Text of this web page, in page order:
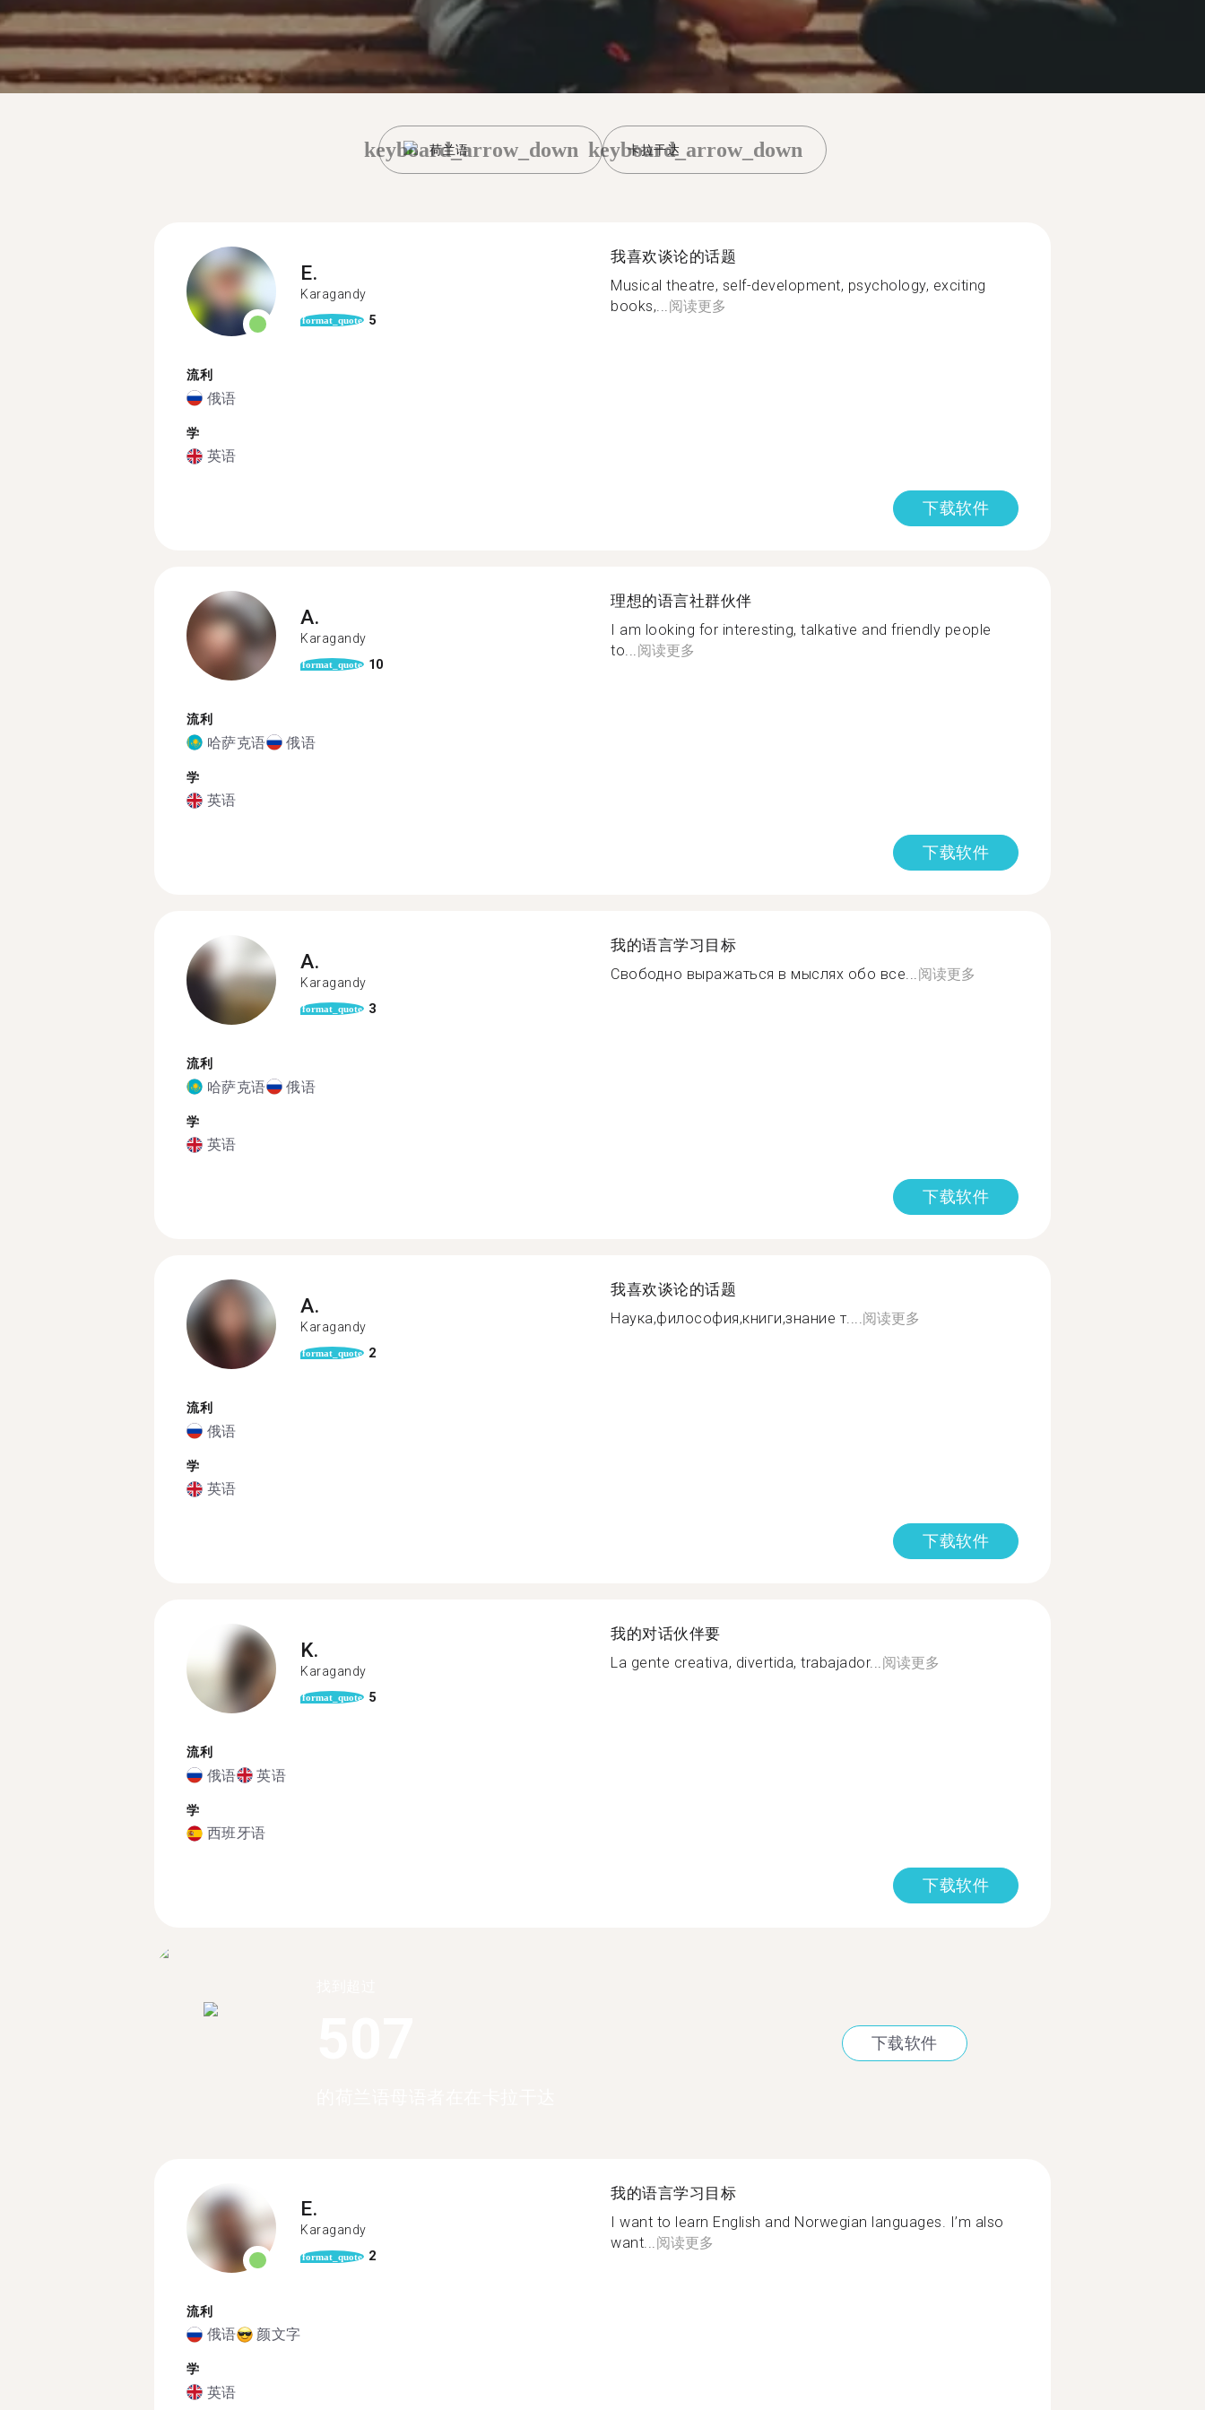
荷兰语
keyboard_arrow_down 卡拉干达
keyboard_arrow_down
E.
Karagandy
format_quote 5
流利
俄语
学
英语
我喜欢谈论的话题
Musical theatre, self-development, psychology, exciting
books,...阅读更多
下载软件
A.
Karagandy
format_quote 10
流利
哈萨克语 俄语
学
英语
理想的语言社群伙伴
I am looking for interesting, talkative and friendly people
to...阅读更多
下载软件
A.
Karagandy
format_quote 3
流利
哈萨克语 俄语
学
英语
我的语言学习目标
Свободно выражаться в мыслях обо все...阅读更多
下载软件
A.
Karagandy
format_quote 2
流利
俄语
学
英语
我喜欢谈论的话题
Наука,философия,книги,знание т....阅读更多
下载软件
K.
Karagandy
format_quote 5
流利
俄语 英语
学
西班牙语
我的对话伙伴要
La gente creativa, divertida, trabajador...阅读更多
下载软件
下载软件
E.
Karagandy
format_quote 2
流利
俄语 颜文字
学
英语
我的语言学习目标
I want to learn English and Norwegian languages. I’m also
want... 阅读更多